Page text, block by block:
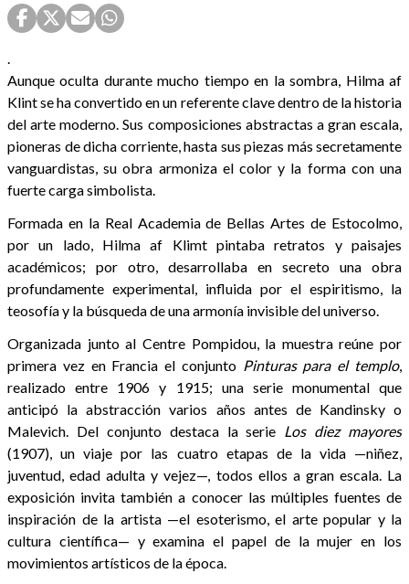
.
Aunque oculta durante mucho tiempo en la sombra, Hilma af
Klint se ha convertido en un referente clave dentro de la historia
del arte moderno. Sus composiciones abstractas a gran escala,
pioneras de dicha corriente, hasta sus piezas más secretamente
vanguardistas, su obra armoniza el color y la forma con una
fuerte carga simbolista.
Formada en la Real Academia de Bellas Artes de Estocolmo,
por un lado, Hilma af Klimt pintaba retratos y paisajes
académicos; por otro, desarrollaba en secreto una obra
profundamente experimental, influida por el espiritismo, la
teosofía y la búsqueda de una armonía invisible del universo.
Organizada junto al Centre Pompidou, la muestra reúne por
primera vez en Francia el conjunto Pinturas para el templo,
realizado entre 1906 y 1915; una serie monumental que
anticipó la abstracción varios años antes de Kandinsky o
Malevich. Del conjunto destaca la serie Los diez mayores
(1907), un viaje por las cuatro etapas de la vida —niñez,
juventud, edad adulta y vejez—, todos ellos a gran escala. La
exposición invita también a conocer las múltiples fuentes de
inspiración de la artista —el esoterismo, el arte popular y la
cultura científica— y examina el papel de la mujer en los
movimientos artísticos de la época.